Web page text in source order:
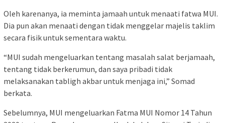
Oleh karenanya, ia meminta jamaah untuk menaati fatwa MUI.
Dia pun akan menaati dengan tidak menggelar majelis taklim
secara fisik untuk sementara waktu.
“MUI sudah mengeluarkan tentang masalah salat berjamaah,
tentang tidak berkerumun, dan saya pribadi tidak
melaksanakan tabligh akbar untuk menjaga ini,” Somad
berkata.
Sebelumnya, MUI mengeluarkan Fatma MUI Nomor 14 Tahun